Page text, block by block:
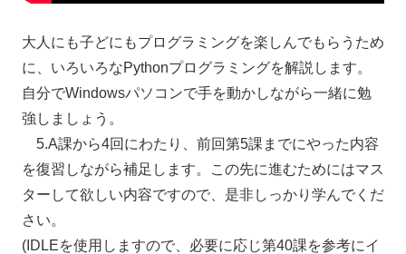
大人にも子どにもプログラミングを楽しんでもらうため
に、いろいろなPythonプログラミングを解説します。
自分でWindowsパソコンで手を動かしながら一緒に勉
強しましょう。
5.A課から4回にわたり、前回第5課までにやった内容
を復習しながら補足します。この先に進むためにはマス
ターして欲しい内容ですので、是非しっかり学んでくだ
さい。
(IDLEを使用しますので、必要に応じ第40課を参考にイ